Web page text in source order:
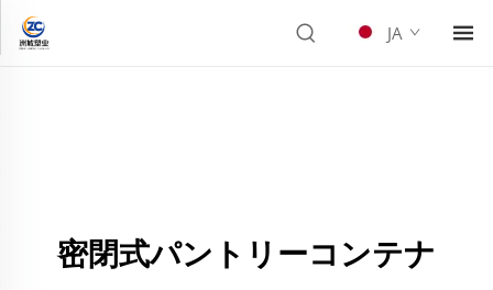
JA
密閉式パントリーコンテナ